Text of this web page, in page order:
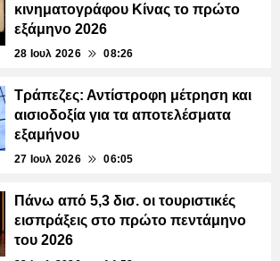
κινηματογράφου Κίνας το πρώτο
εξάμηνο 2026
28 Ιουλ 2026 08:26
Τράπεζες: Αντίστροφη μέτρηση και
αισιοδοξία για τα αποτελέσματα
εξαμήνου
27 Ιουλ 2026 06:05
Πάνω από 5,3 δισ. οι τουριστικές
εισπράξεις στο πρώτο πεντάμηνο
του 2026